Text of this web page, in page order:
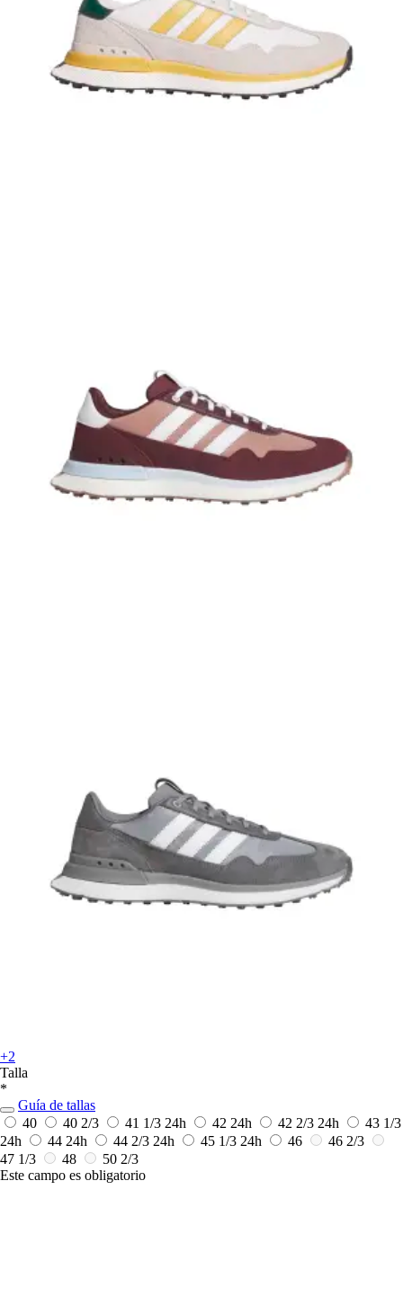
+2
Talla
*
Guía de tallas
40
40 2/3 41 1/3 24h 42 24h 42 2/3 24h
43 1/3
24h
44 24h 44 2/3 24h 45 1/3 24h 46
46 2/3
47 1/3
48
50 2/3
Este campo es obligatorio